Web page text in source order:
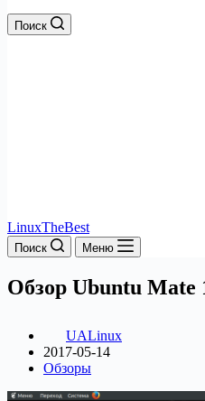
Поиск
LinuxTheBest
Поиск Меню
Обзор Ubuntu Mate
UALinux
2017-05-14
Обзоры